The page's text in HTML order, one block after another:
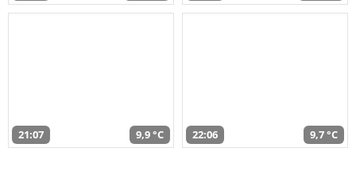
21:07 9,9 °C 22:06 9,7 °C